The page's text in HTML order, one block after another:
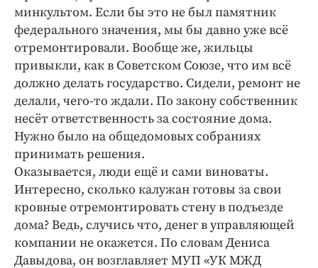
минкультом. Если бы это не был памятник
федерального значения, мы бы давно уже всё
отремонтировали. Вообще же, жильцы
привыкли, как в Советском Союзе, что им всё
должно делать государство. Сидели, ремонт не
делали, чего-то ждали. По закону собственник
несёт ответственность за состояние дома.
Нужно было на общедомовых собраниях
принимать решения.
Оказывается, люди ещё и сами виноваты.
Интересно, сколько калужан готовы за свои
кровные отремонтировать стену в подъезде
дома? Ведь, случись что, денег в управляющей
компании не окажется. По словам Дениса
Давыдова, он возглавляет МУП «УК МЖД